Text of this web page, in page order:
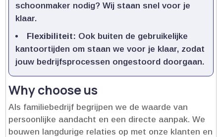
schoonmaker nodig? Wij staan snel voor je
klaar.​
Flexibiliteit: Ook buiten de gebruikelijke
kantoortijden om staan we voor je klaar, zodat
jouw bedrijfsprocessen ongestoord doorgaan.​
Why choose us
Als familiebedrijf begrijpen we de waarde van
persoonlijke aandacht en een directe aanpak.​ We
bouwen langdurige relaties op met onze klanten en